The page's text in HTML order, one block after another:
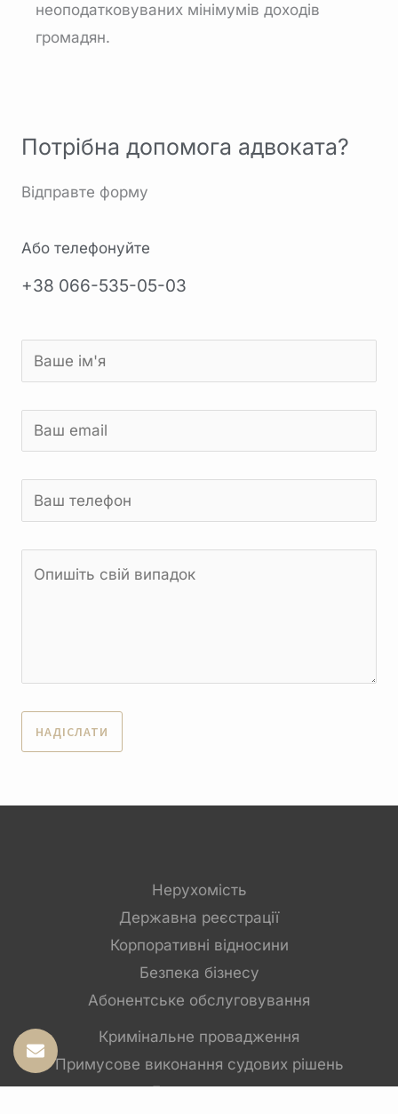
неоподатковуваних мінімумів доходів
громадян.
Потрібна допомога адвоката?
Відправте форму
Або телефонуйте
+38 066-535-05-03
Нерухомість
Державна реєстрації
Корпоративні відносини
Безпека бізнесу
Абонентське обслуговування
Кримінальне провадження
Примусове виконання судових рішень
Банкрутство